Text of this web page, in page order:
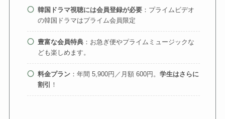
韓国ドラマ視聴には会員登録が必要：プライムビデオ
の韓国ドラマはプライム会員限定
豊富な会員特典：お急ぎ便やプライムミュージックな
ども楽しめます。
料金プラン：年間 5,900円／月額 600円。 学生はさらに
割引
！